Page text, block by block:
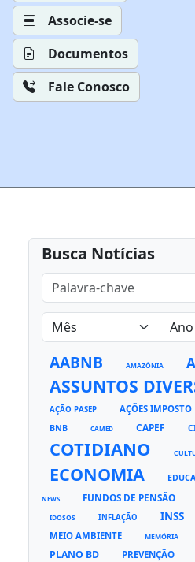
Associe-se
Documentos
Fale Conosco
Busca Notícias
AABNB AMAZÔNIA
ASSUNTOS
AÇÃO PASEP AÇÕES IMPOSTO
BNB CAMED CAPEF
COTIDIANO
ECONOMIA
NEWS FUNDOS DE PENSÃO
IDOSOS INFLAÇÃO INSS
MEIO AMBIENTE MEMÓRIA
PLANO BD PREVENÇÃO